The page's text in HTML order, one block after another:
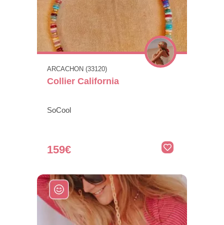
ARCACHON (33120)
Collier California
SoCool
159€